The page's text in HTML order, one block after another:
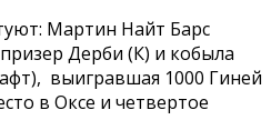
Мартин Найт Барс
Дерби (К) и кобыла
выигравшая 1000 Гиней
в Оксе и четвертое